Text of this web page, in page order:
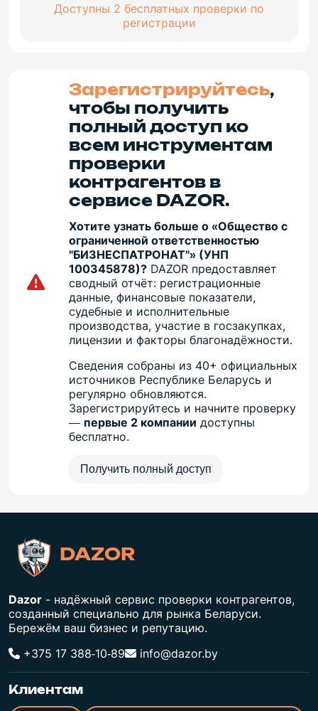
Доступны 2 бесплатных проверки по
регистрации
Зарегистрируйтесь,
чтобы получить
полный доступ ко
всем инструментам
проверки
контрагентов в
сервисе DAZOR.
Хотите узнать больше о «Общество с
ограниченной ответственностью
"БИЗНЕСПАТРОНАТ"» (УНП
100345878)? DAZOR предоставляет
сводный отчёт: регистрационные
данные, финансовые показатели,
судебные и исполнительные
производства, участие в госзакупках,
лицензии и факторы благонадёжности.
Сведения собраны из 40+ официальных
источников Республике Беларусь и
регулярно обновляются.
Зарегистрируйтесь и начните проверку
— первые 2 компании доступны
бесплатно.
Получить полный доступ
DAZOR
Dazor - надёжный сервис проверки контрагентов,
созданный специально для рынка Беларуси.
Бережём ваш бизнес и репутацию.
+375 17 388‑10‑89
info@dazor.by
Клиентам